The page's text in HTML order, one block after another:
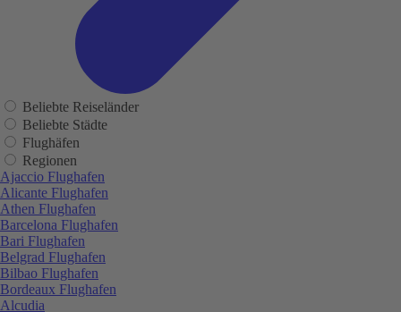
Beliebte Reiseländer
Beliebte Städte
Flughäfen
Regionen
Ajaccio Flughafen
Alicante Flughafen
Athen Flughafen
Barcelona Flughafen
Bari Flughafen
Belgrad Flughafen
Bilbao Flughafen
Bordeaux Flughafen
Alcudia